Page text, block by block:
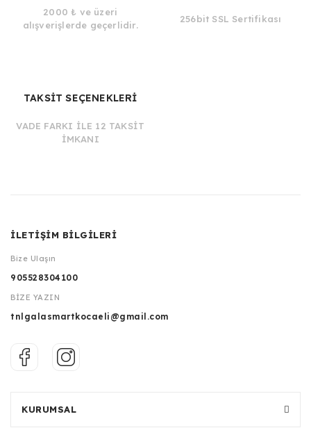
2000 ₺ ve üzeri
alışverişlerde geçerlidir.
256bit SSL Sertifikası
TAKSİT SEÇENEKLERİ
VADE FARKI İLE 12 TAKSİT
İMKANI
İLETİŞİM BİLGİLERİ
Bize Ulaşın
905528304100
BİZE YAZIN
tnlgalasmartkocaeli@gmail.com
KURUMSAL